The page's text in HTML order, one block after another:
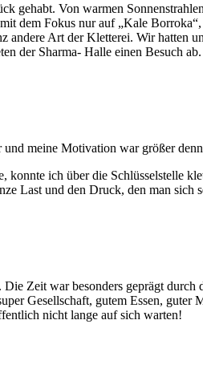
gehabt. Von warmen
dem Fokus nur auf „Kale
Art der Kletterei. Wir hatten
der Sharma- Halle einen Besuch ab.
meine Motivation war größer
konnte ich über die Schlüsselstelle
Last und den Druck, den man
Zeit war besonders geprägt
Gesellschaft, gutem Essen,
nicht lange auf sich warten!